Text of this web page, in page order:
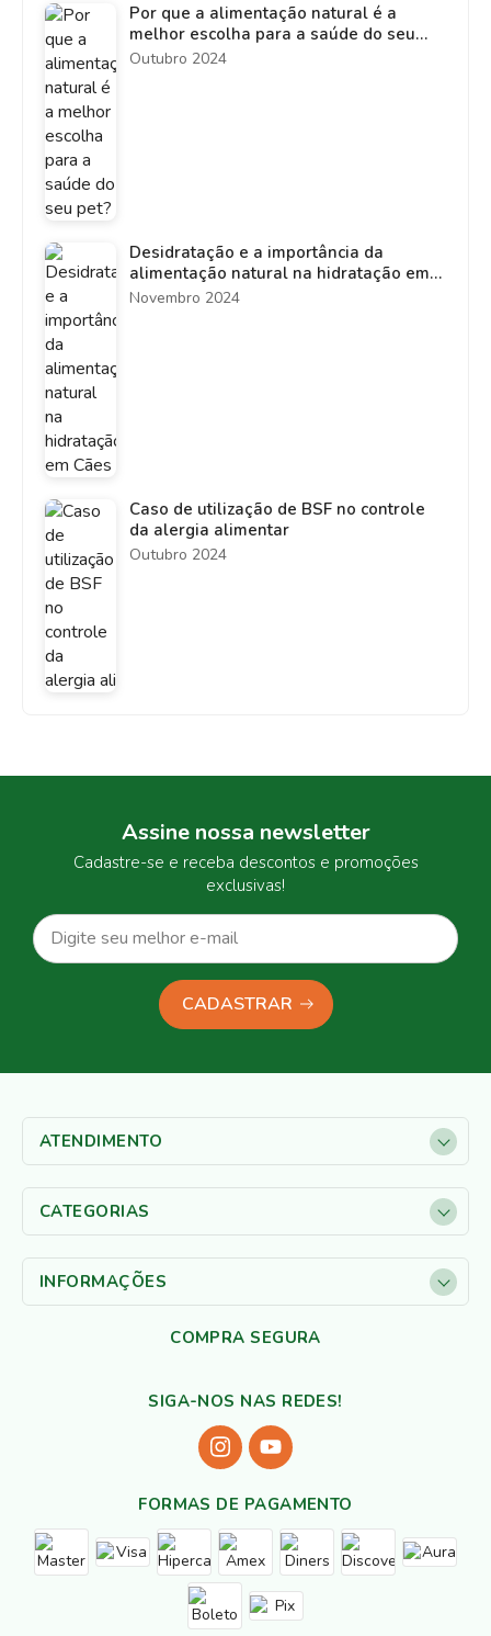
Por que a alimentação natural é a
melhor escolha para a saúde do seu
pet?
Outubro 2024
Desidratação e a importância da
alimentação natural na hidratação em
Cães
Novembro 2024
Caso de utilização de BSF no controle
da alergia alimentar
Outubro 2024
Assine nossa newsletter
Cadastre-se e receba descontos e promoções
exclusivas!
CADASTRAR
CATEGORIAS
INFORMAÇÕES
COMPRA SEGURA
ATENDIMENTO
SIGA-NOS NAS REDES!
FORMAS DE PAGAMENTO